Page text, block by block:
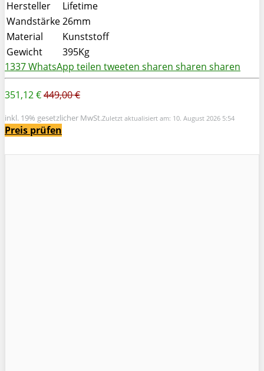
Hersteller
Lifetime
Wandstärke26mm
Material
Kunststoff
Gewicht
395Kg
1337WhatsApp teilen tweeten sharen sharen sharen
351,12 €449,00 €
inkl. 19% gesetzlicher MwSt.Zuletzt aktualisiert am: 10. August 2026 5:54
Preis prüfen